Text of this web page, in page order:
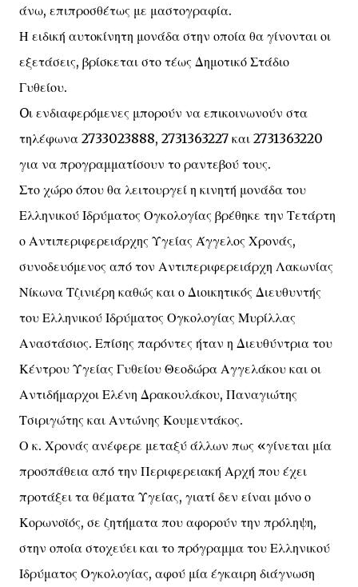
άνω, επιπροσθέτως με μαστογραφία.
Η ειδική αυτοκίνητη μονάδα στην οποία θα γίνονται οι
εξετάσεις, βρίσκεται στο τέως Δημοτικό Στάδιο
Γυθείου.
Oι ενδιαφερόμενες μπορούν να επικοινωνούν στα
τηλέφωνα 2733023888, 2731363227 και 2731363220
για να προγραμματίσουν το ραντεβού τους.
Στο χώρο όπου θα λειτουργεί η κινητή μονάδα του
Ελληνικού Ιδρύματος Ογκολογίας βρέθηκε την Τετάρτη
ο Αντιπεριφερειάρχης Υγείας Άγγελος Χρονάς,
συνοδευόμενος από τον Αντιπεριφερειάρχη Λακωνίας
Νίκωνα Τζινιέρη καθώς και ο Διοικητικός Διευθυντής
του Ελληνικού Ιδρύματος Ογκολογίας Μυρίλλας
Αναστάσιος. Επίσης παρόντες ήταν η Διευθύντρια του
Κέντρου Υγείας Γυθείου Θεοδώρα Αγγελάκου και οι
Αντιδήμαρχοι Ελένη Δρακουλάκου, Παναγιώτης
Τσιριγώτης και Αντώνης Κουμεντάκος.
Ο κ. Χρονάς ανέφερε μεταξύ άλλων πως «γίνεται μία
προσπάθεια από την Περιφερειακή Αρχή που έχει
προτάξει τα θέματα Υγείας, γιατί δεν είναι μόνο ο
Κορωνοϊός, σε ζητήματα που αφορούν την πρόληψη,
στην οποία στοχεύει και το πρόγραμμα του Ελληνικού
Ιδρύματος Ογκολογίας, αφού μία έγκαιρη διάγνωση